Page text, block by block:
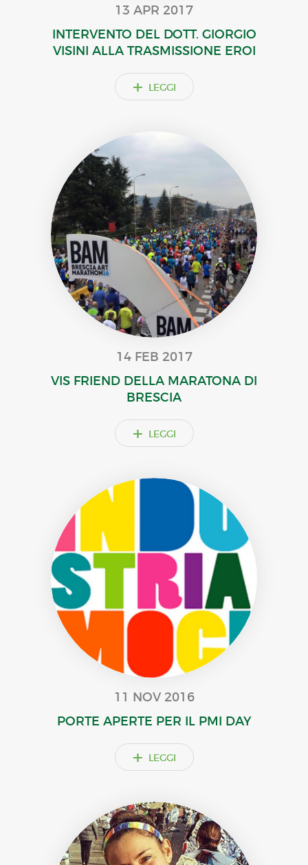
13 APR 2017
INTERVENTO DEL DOTT. GIORGIO
VISINI ALLA TRASMISSIONE EROI
+ LEGGI
14 FEB 2017
VIS FRIEND DELLA MARATONA DI
BRESCIA
+ LEGGI
11 NOV 2016
PORTE APERTE PER IL PMI DAY
+ LEGGI